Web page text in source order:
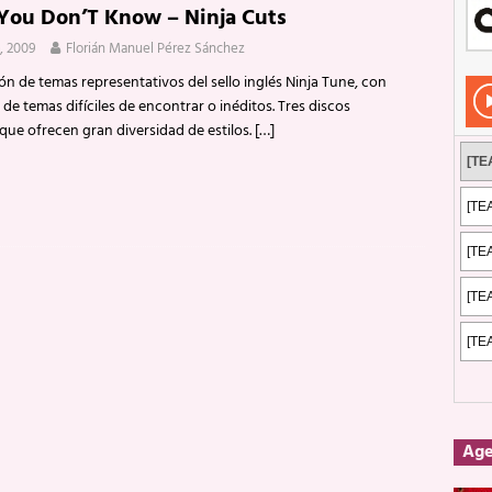
certificados
ENTREVISTAS
2 de mayo de 2026 en Fuengirola
Su ‘aullido’ retumbó ferozmente en Fuengirola.
REPORTAJES
La historia de Nintendo Vol. 2 PUBLICACIONES
Don’T Know – Ninja Cuts
2009 Florián Manuel Pérez Sánchez
de temas representativos del sello inglés Ninja Tune, con
temas difíciles de encontrar o inéditos. Tres discos
ofrecen gran diversidad de estilos.[…]